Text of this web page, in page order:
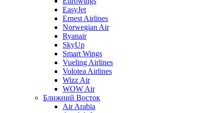
EasyJet
Ernest Airlines
Norwegian Air
Ryanair
SkyUp
Smart Wings
Vueling Airlines
Volotea Airlines
Wizz Air
WOW Air
Ближний Восток
Air Arabia